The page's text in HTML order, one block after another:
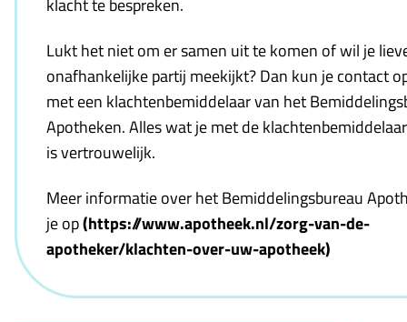
klacht te bespreken.
Lukt het niet om er samen uit te komen of wil je
onafhankelijke partij meekijkt? Dan kun je contact
met een klachtenbemiddelaar van het
Apotheken. Alles wat je met de
is vertrouwelijk.
Meer informatie over het Bemiddelingsbureau
je op(https://www.apotheek.nl/zorg-van-de-
apotheker/klachten-over-uw-apotheek)